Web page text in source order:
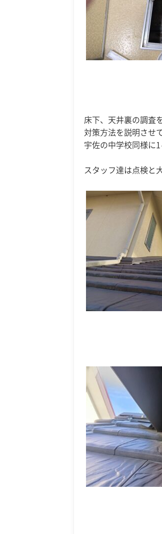
床下、天井裏の調査
対策方法を説明させ
宇佐の中学校同様に
スタッフ達は点検と